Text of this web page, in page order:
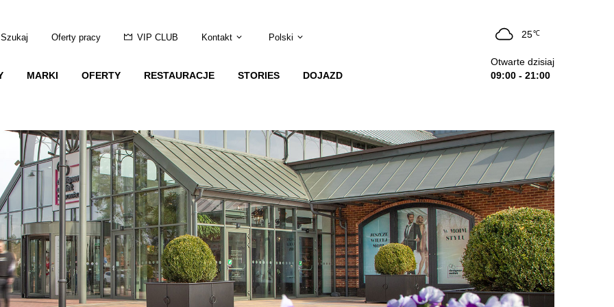
25℃
Otwarte dzisiaj
09:00 - 21:00
Szukaj Oferty pracy VIP CLUB Kontakt Polski
MARKI OFERTY RESTAURACJE STORIES DOJAZD